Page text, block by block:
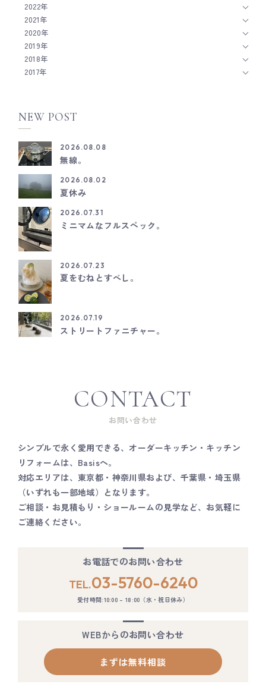
2022年
2021年
2020年
2019年
2018年
2017年
NEW POST
2026.08.08
無線。
2026.08.02
夏休み
2026.07.31
ミニマムなフルスペック。
2026.07.23
夏をむねとすべし。
2026.07.19
ストリートファニチャー。
CONTACT
お問い合わせ
シンプルで永く愛用できる、オーダーキッチン・キッチン
リフォームは、Basisへ。
対応エリアは、東京都・神奈川県および、千葉県・埼玉県
（いずれも一部地域）となります。
ご相談・お見積もり・ショールームの見学など、お気軽に
ご連絡ください。
お電話でのお問い合わせ
TEL.03-5760-6240
受付時間:10:00 – 18:00（水・祝日休み）
WEBからのお問い合わせ
まずは無料相談